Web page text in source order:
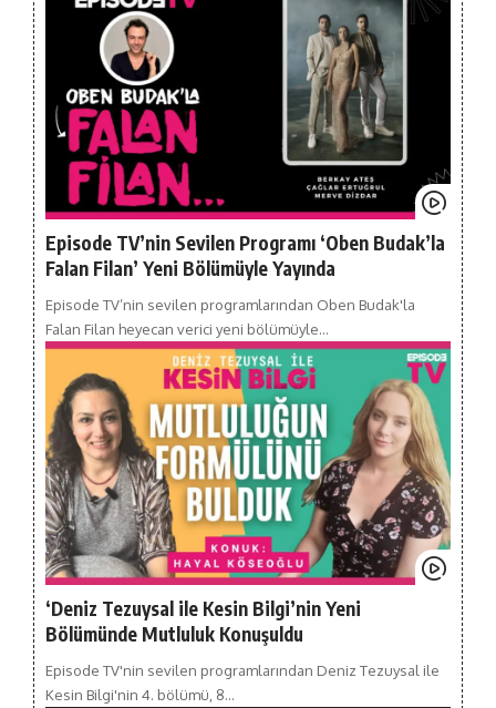
Episode TV’nin Sevilen Programı ‘Oben Budak’la
Falan Filan’ Yeni Bölümüyle Yayında
Episode TV’nin sevilen programlarından Oben Budak'la
Falan Filan heyecan verici yeni bölümüyle…
‘Deniz Tezuysal ile Kesin Bilgi’nin Yeni
Bölümünde Mutluluk Konuşuldu
Episode TV'nin sevilen programlarından Deniz Tezuysal ile
Kesin Bilgi'nin 4. bölümü, 8…